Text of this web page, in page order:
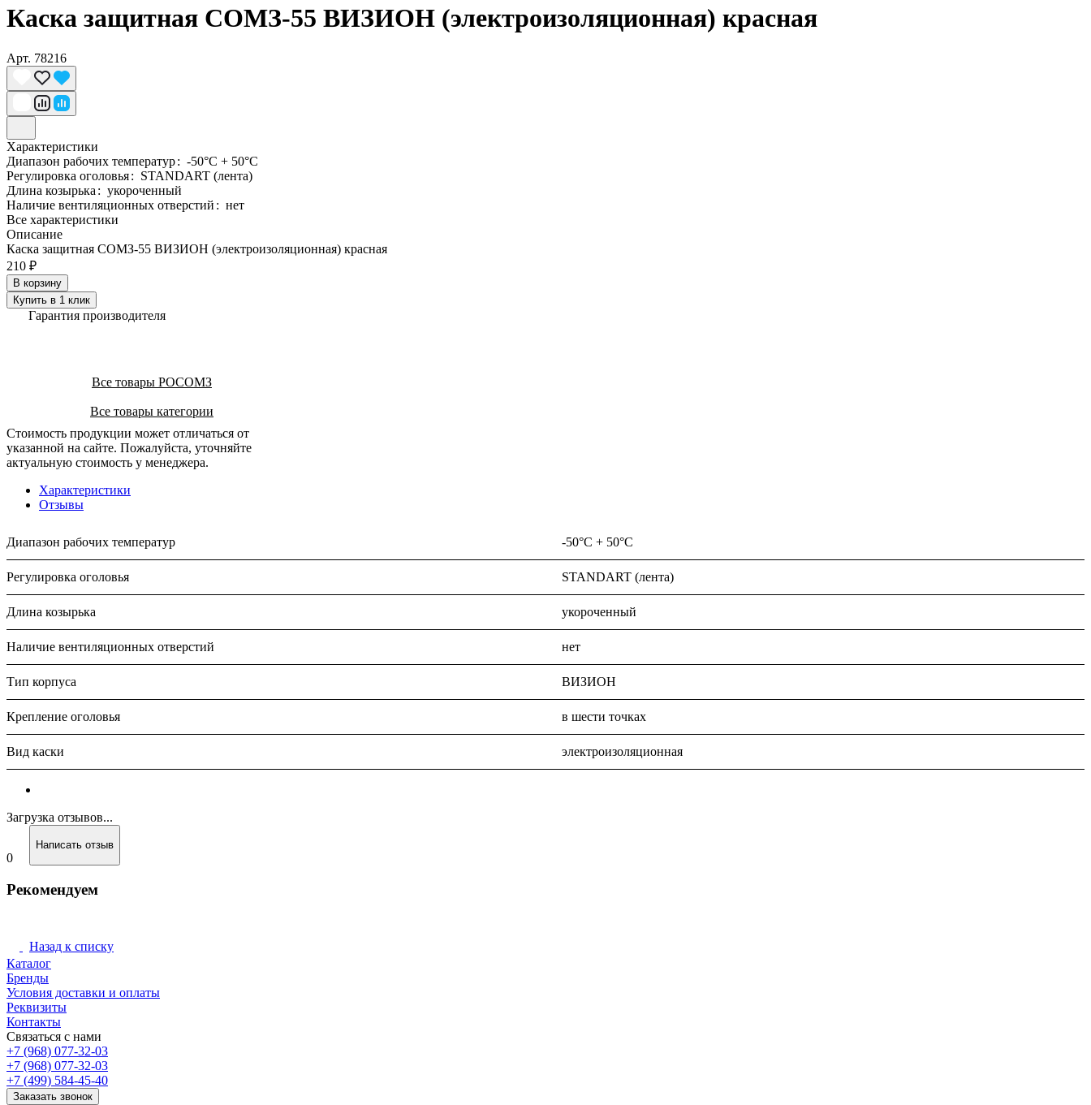
Каска защитная СОМЗ-55 ВИЗИОН (электроизоляционная) красная
Арт. 78216
Характеристики
Диапазон рабочих температур: -50°C + 50°C
Регулировка оголовья: STANDART (лента)
Длина козырька: укороченный
Наличие вентиляционных отверстий: нет
Все характеристики
Описание
Каска защитная СОМЗ-55 ВИЗИОН (электроизоляционная) красная
210 ₽
В корзину
Купить в 1 клик
Гарантия производителя
Все товары РОСОМЗ
Все товары категории
Стоимость продукции может отличаться от
указанной на сайте. Пожалуйста, уточняйте
актуальную стоимость у менеджера.
Характеристики
Отзывы
Диапазон рабочих температур -50°C + 50°C
Регулировка оголовья STANDART (лента)
Длина козырька укороченный
Наличие вентиляционных отверстий нет
Тип корпуса ВИЗИОН
Крепление оголовья в шести точках
Вид каски электроизоляционная
Загрузка отзывов...
0
Написать отзыв
Рекомендуем
Назад к списку
Каталог
Бренды
Условия доставки и оплаты
Реквизиты
Контакты
Связаться с нами
+7 (968) 077-32-03
+7 (968) 077-32-03
+7 (499) 584-45-40
Заказать звонок